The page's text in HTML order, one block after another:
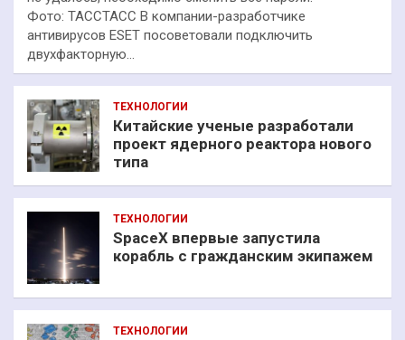
Фото: ТАССТАСС В компании-разработчике
антивирусов ESET посоветовали подключить
двухфакторную…
ТЕХНОЛОГИИ
Китайские ученые разработали
проект ядерного реактора нового
типа
ТЕХНОЛОГИИ
SpaceX впервые запустила
корабль с гражданским экипажем
ТЕХНОЛОГИИ